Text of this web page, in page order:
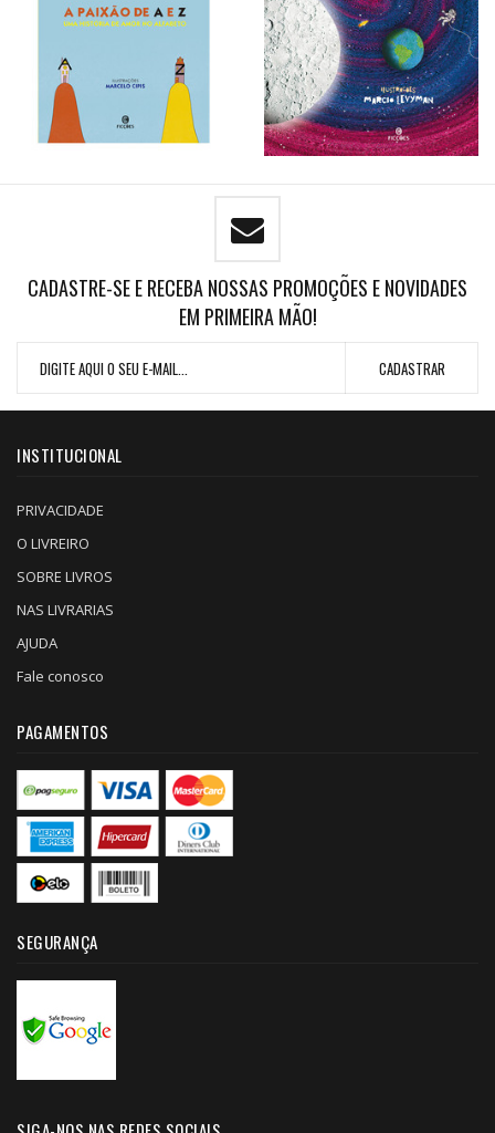
CADASTRE-SE E RECEBA NOSSAS PROMOÇÕES E NOVIDADES
EM PRIMEIRA MÃO!
INSTITUCIONAL
PRIVACIDADE
O LIVREIRO
SOBRE LIVROS
NAS LIVRARIAS
AJUDA
Fale conosco
PAGAMENTOS
SEGURANÇA